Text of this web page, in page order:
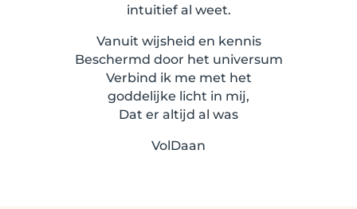
intuitief al weet.
Vanuit wijsheid en kennis
Beschermd door het universum
Verbind ik me met het
goddelijke licht in mij,
Dat er altijd al was
VolDaan